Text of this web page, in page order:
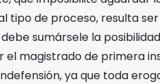
tipo de proceso, resulta
sumársele la
el magistrado de primera
ya que toda